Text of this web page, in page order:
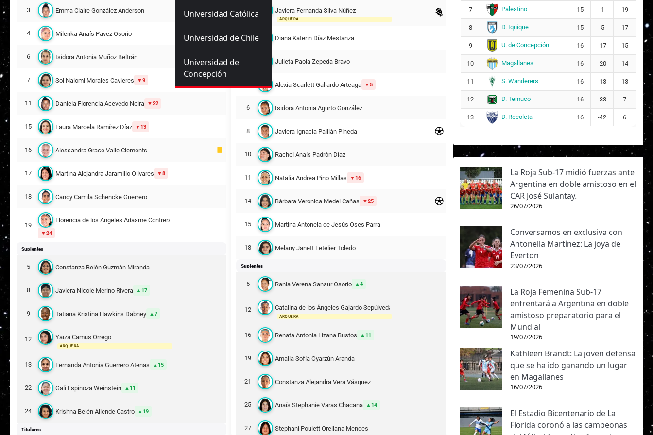
Universidad Católica
Universidad de Chile
Universidad de
Concepción
3 Emma Claire González Anderson
4 Milenka Anaís Pavez Osorio
6 Isidora Antonia Muñoz Beltrán
7 Sol Naiomi Morales Cavieres 9
11 Daniela Florencia Acevedo Neira 22
15 Laura Marcela Ramírez Díaz 13
16 Alessandra Grace Valle Clements
17 Martina Alejandra Jaramillo Olivares 8
18 Candy Camila Schencke Guerrero
19
Florencia de los Angeles Adasme Contreras
24
Suplentes
5 Constanza Belén Guzmán Miranda
8 Javiera Nicole Merino Rivera 17
9 Tatiana Kristina Hawkins Dabney 7
12 Yaiza Camus Orrego
ARQUERA
13 Fernanda Antonia Guerrero Atenas 15
22 Gali Espinoza Weinstein 11
24 Krishna Belén Allende Castro 19
Titulares
1 Javiera Fernanda Silva Núñez
ARQUERA
2 Diana Katerin Díaz Mestanza
Julieta Paola Zepeda Bravo
4 Alexia Scarlett Gallardo Arteaga 5
6 Isidora Antonia Agurto González
8 Javiera Ignacia Paillán Pineda
10 Rachel Anaís Padrón Díaz
11 Natalia Andrea Pino Millas 16
14 Bárbara Verónica Medel Cañas 25
15 Martina Antonela de Jesús Oses Parra
18 Melany Janett Letelier Toledo
Suplentes
5 Rania Verena Sansur Osorio 4
12 Catalina de los Ángeles Gajardo Sepúlveda
ARQUERA
16 Renata Antonia Lizana Bustos 11
19 Amalia Sofía Oyarzún Aranda
21 Constanza Alejandra Vera Vásquez
25 Anaís Stephanie Varas Chacana 14
27 Stephani Poulett Orellana Mendes
7 Palestino 15 -1 19
8 D. Iquique 15 -5 17
9 U. de Concepción 16 -17 15
10 Magallanes 16 -20 14
11 S. Wanderers 16 -13 13
12 D. Temuco 16 -33 7
13 D. Recoleta 16 -42 6
La Roja Sub-17 midió fuerzas ante
Argentina en doble amistoso en el
CAR José Sulantay.
26/07/2026
Conversamos en exclusiva con
Antonella Martínez: La joya de
Everton
23/07/2026
La Roja Femenina Sub-17
enfrentará a Argentina en doble
amistoso preparatorio para el
Mundial
19/07/2026
Kathleen Brandt: La joven defensa
que se ha ido ganando un lugar
en Magallanes
16/07/2026
El Estadio Bicentenario de La
Florida coronó a las campeonas